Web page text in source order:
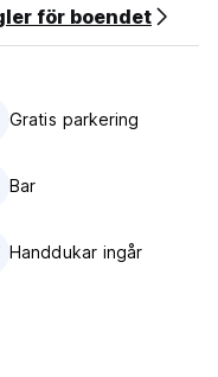
för boendet
Gratis parkering
Bar
Handdukar ingår